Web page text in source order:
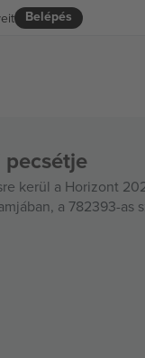
Belépés
kerül a Horizont
a 782393-as